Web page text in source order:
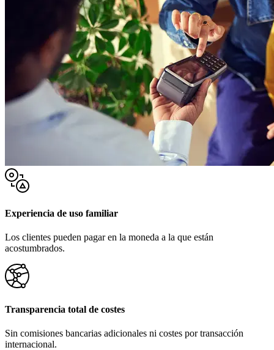
Experiencia de uso familiar
Los clientes pueden pagar en la moneda a la que están
acostumbrados.
Transparencia total de costes
Sin comisiones bancarias adicionales ni costes por transacción
internacional.